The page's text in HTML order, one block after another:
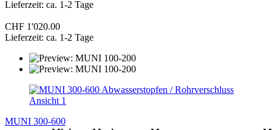
Lieferzeit: ca. 1-2 Tage
CHF 1'020.00
Lieferzeit: ca. 1-2 Tage
MUNI 300-600